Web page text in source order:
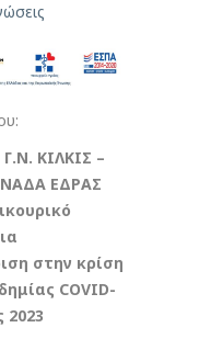
ΚΙΛΚΙΣ –
ΕΔΡΑΣ
στην κρίση
COVID-
2023